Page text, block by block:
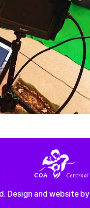
Design and website by